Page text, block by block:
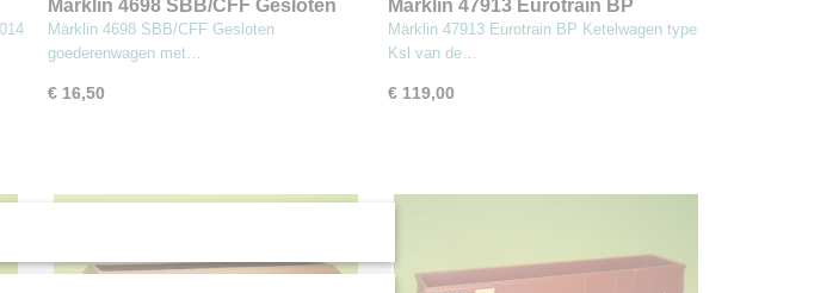
Märklin 4698 SBB/CFF Gesloten
goederenwagen met remmershuis
Märklin 4698 SBB/CFF Gesloten
goederenwagen met…
€ 16,50
Märklin 47913 Eurotrain BP
Ketelwagen type Ksl van de MB
Märklin 47913 Eurotrain BP Ketelwagen type
Ksl van de…
€ 119,00